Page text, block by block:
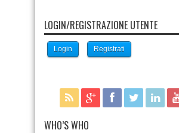
LOGIN/REGISTRAZIONE UTENTE
Login Registrati
WHO’S WHO